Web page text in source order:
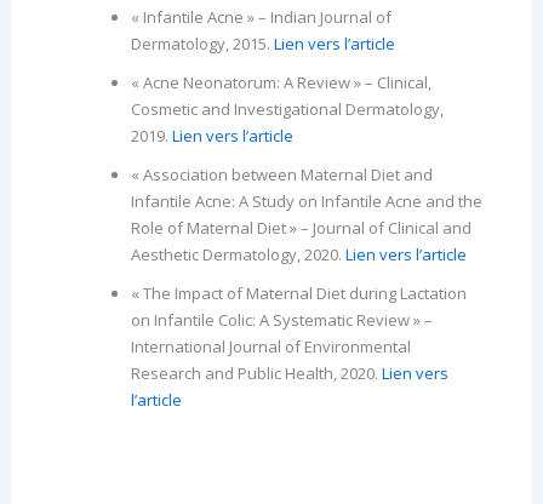
« Infantile Acne » – Indian Journal of
Dermatology, 2015. Lien vers l’article
« Acne Neonatorum: A Review » – Clinical,
Cosmetic and Investigational Dermatology,
2019. Lien vers l’article
« Association between Maternal Diet and
Infantile Acne: A Study on Infantile Acne and the
Role of Maternal Diet » – Journal of Clinical and
Aesthetic Dermatology, 2020. Lien vers l’article
« The Impact of Maternal Diet during Lactation
on Infantile Colic: A Systematic Review » –
International Journal of Environmental
Research and Public Health, 2020. Lien vers
l’article